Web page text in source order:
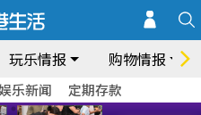
玩乐情报 购物情报
乐新闻 定期存款